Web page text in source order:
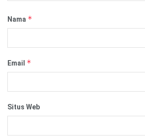
Nama *
Email *
Situs Web